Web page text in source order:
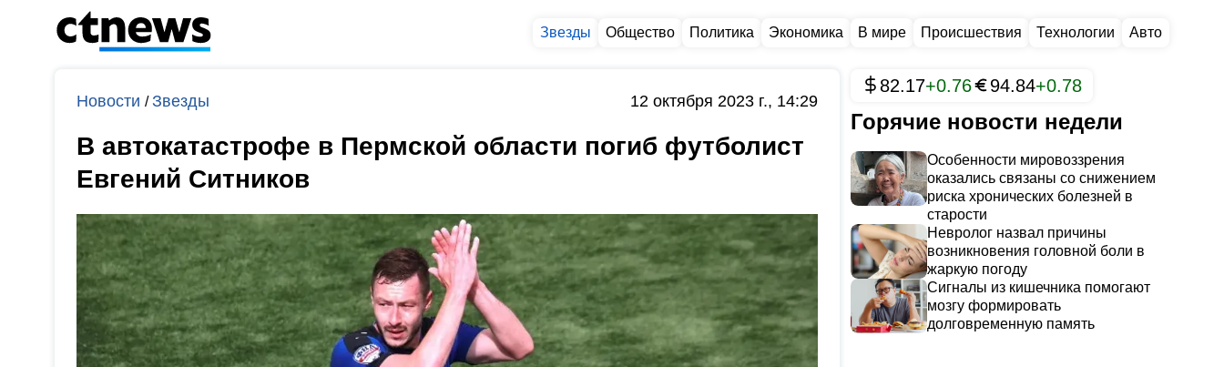
Звезды Общество Политика Экономика В мире Происшествия Технологии Авто
Новости /Звезды 12 октября 2023 г., 14:29
В автокатастрофе в Пермской области погиб футболист
Евгений Ситников
82.17+0.76 94.84+0.78
Горячие новости недели
Особенности мировоззрения
оказались связаны со снижением
риска хронических болезней в
старости
Невролог назвал причины
возникновения головной боли в
жаркую погоду
Сигналы из кишечника помогают
мозгу формировать
долговременную память